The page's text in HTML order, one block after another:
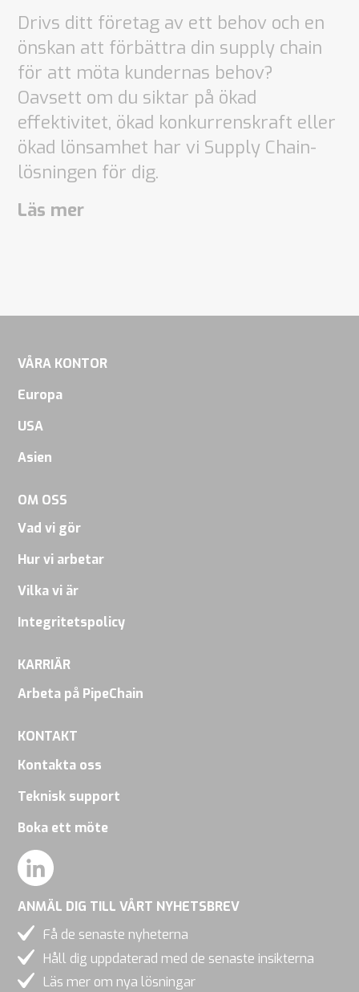
Drivs ditt företag av ett behov och en
önskan att förbättra din supply chain
för att möta kundernas behov?
Oavsett om du siktar på ökad
effektivitet, ökad konkurrenskraft eller
ökad lönsamhet har vi Supply Chain-
lösningen för dig.
Läs mer
VÅRA KONTOR
Europa
USA
Asien
OM OSS
Vad vi gör
Hur vi arbetar
Vilka vi är
Integritetspolicy
KARRIÄR
Arbeta på PipeChain
KONTAKT
Kontakta oss
Teknisk support
Boka ett möte
ANMÄL DIG TILL VÅRT NYHETSBREV
Få de senaste nyheterna
Håll dig uppdaterad med de senaste insikterna
Läs mer om nya lösningar